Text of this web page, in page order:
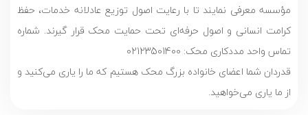
مؤسسه معرفی نمایند تا با رعایت اصول توزیع عادلانه خدمات، حفظ
کرامت انسانی و اصول حرفه‌ای تحت حمایت محک قرار گیرند. شماره
تماس واحد مددکاری محک: 02123501400
قدردان شما اعضای خانواده بزرگ محک هستیم که ما را یاری می‌کنید و
از ما یاری می‌خواهید.